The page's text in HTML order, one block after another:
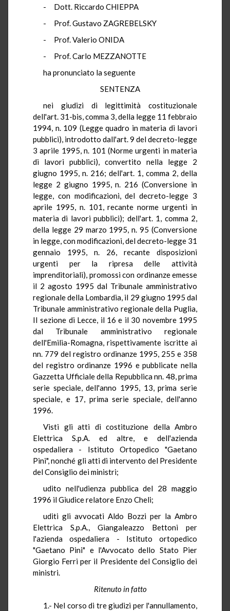
- Dott. Riccardo CHIEPPA
- Prof. Gustavo ZAGREBELSKY
- Prof. Valerio ONIDA
- Prof. Carlo MEZZANOTTE
ha pronunciato la seguente
SENTENZA
nei giudizi di legittimità costituzionale
dell'art. 31-bis, comma 3, della legge 11 febbraio
1994, n. 109 (Legge quadro in materia di lavori
pubblici), introdotto dall'art. 9 del decreto-legge
3 aprile 1995, n. 101 (Norme urgenti in materia
di lavori pubblici), convertito nella legge 2
giugno 1995, n. 216; dell'art. 1, comma 2, della
legge 2 giugno 1995, n. 216 (Conversione in
legge, con modificazioni, del decreto-legge 3
aprile 1995, n. 101, recante norme urgenti in
materia di lavori pubblici); dell'art. 1, comma 2,
della legge 29 marzo 1995, n. 95 (Conversione
in legge, con modificazioni, del decreto-legge 31
gennaio 1995, n. 26, recante disposizioni
urgenti per la ripresa delle attività
imprenditoriali), promossi con ordinanze emesse
il 2 agosto 1995 dal Tribunale amministrativo
regionale della Lombardia, il 29 giugno 1995 dal
Tribunale amministrativo regionale della Puglia,
II sezione di Lecce, il 16 e il 30 novembre 1995
dal Tribunale amministrativo regionale
dell'Emilia-Romagna, rispettivamente iscritte ai
nn. 779 del registro ordinanze 1995, 255 e 358
del registro ordinanze 1996 e pubblicate nella
Gazzetta Ufficiale della Repubblica nn. 48, prima
serie speciale, dell'anno 1995, 13, prima serie
speciale, e 17, prima serie speciale, dell'anno
1996.
Visti gli atti di costituzione della Ambro
Elettrica S.p.A. ed altre, e dell'azienda
ospedaliera - Istituto Ortopedico "Gaetano
Pini", nonché gli atti di intervento del Presidente
del Consiglio dei ministri;
udito nell'udienza pubblica del 28 maggio
1996 il Giudice relatore Enzo Cheli;
uditi gli avvocati Aldo Bozzi per la Ambro
Elettrica S.p.A., Giangaleazzo Bettoni per
l'azienda ospedaliera - Istituto ortopedico
"Gaetano Pini" e l'Avvocato dello Stato Pier
Giorgio Ferri per il Presidente del Consiglio dei
ministri.
Ritenuto in fatto
1.- Nel corso di tre giudizi per l'annullamento,